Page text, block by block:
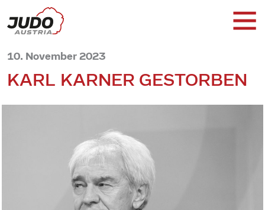
10. November 2023
KARL KARNER GESTORBEN